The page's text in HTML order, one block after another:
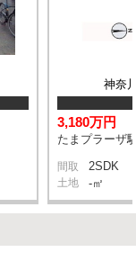
神奈
3,180万円
たまプラーザ
間取 2SDK
土地 -㎡